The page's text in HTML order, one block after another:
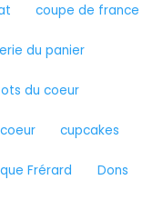
coupe de france
du panier
du coeur
cupcakes
Frérard Dons